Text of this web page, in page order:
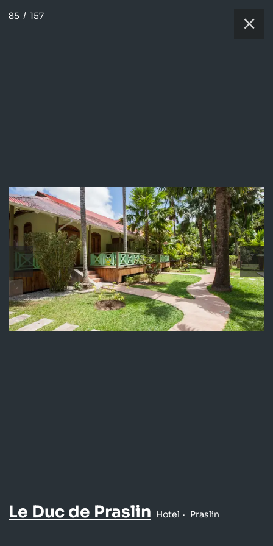
85 / 157
Le Duc de Praslin Hotel Praslin